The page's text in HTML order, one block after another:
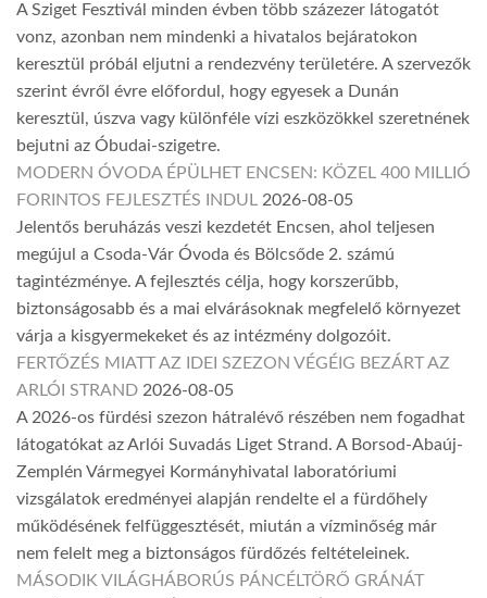
A Sziget Fesztivál minden évben több százezer látogatót
vonz, azonban nem mindenki a hivatalos bejáratokon
keresztül próbál eljutni a rendezvény területére. A szervezők
szerint évről évre előfordul, hogy egyesek a Dunán
keresztül, úszva vagy különféle vízi eszközökkel szeretnének
bejutni az Óbudai-szigetre.
MODERN ÓVODA ÉPÜLHET ENCSEN: KÖZEL 400 MILLIÓ
FORINTOS FEJLESZTÉS INDUL 2026-08-05
Jelentős beruházás veszi kezdetét Encsen, ahol teljesen
megújul a Csoda-Vár Óvoda és Bölcsőde 2. számú
tagintézménye. A fejlesztés célja, hogy korszerűbb,
biztonságosabb és a mai elvárásoknak megfelelő környezet
várja a kisgyermekeket és az intézmény dolgozóit.
FERTŐZÉS MIATT AZ IDEI SZEZON VÉGÉIG BEZÁRT AZ
ARLÓI STRAND 2026-08-05
A 2026-os fürdési szezon hátralévő részében nem fogadhat
látogatókat az Arlói Suvadás Liget Strand. A Borsod-Abaúj-
Zemplén Vármegyei Kormányhivatal laboratóriumi
vizsgálatok eredményei alapján rendelte el a fürdőhely
működésének felfüggesztését, miután a vízminőség már
nem felelt meg a biztonságos fürdőzés feltételeinek.
MÁSODIK VILÁGHÁBORÚS PÁNCÉLTÖRŐ GRÁNÁT